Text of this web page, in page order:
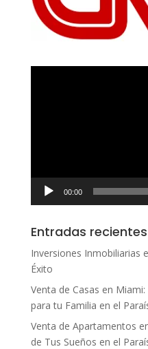
00:00
Entradas recientes
Inversiones Inmobiliarias
Éxito
Venta de Casas en
para tu Familia en el
Venta de Apartamentos
de Tus Sueños en el